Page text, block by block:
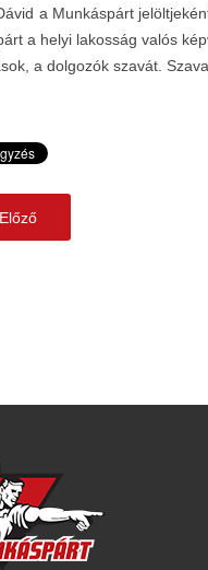
a Munkáspárt
a helyi lakosság valós
a dolgozók szavát.
Előző